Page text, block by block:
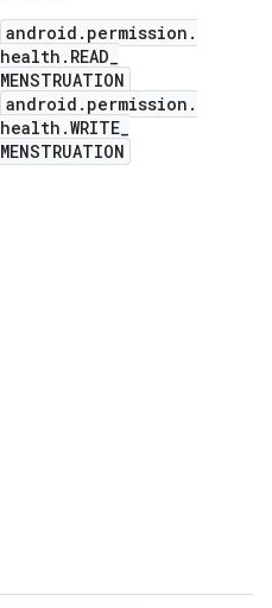
android . permission .
health . READ_
MENSTRUATION
android . permission .
health .WRITE_
MENSTRUATION